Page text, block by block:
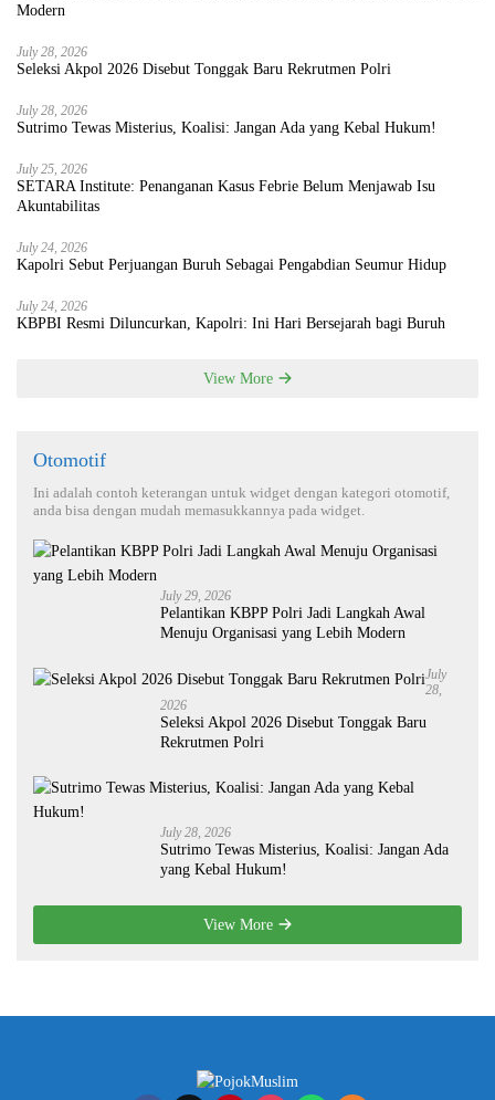
Modern
July 28, 2026
Seleksi Akpol 2026 Disebut Tonggak Baru Rekrutmen Polri
July 28, 2026
Sutrimo Tewas Misterius, Koalisi: Jangan Ada yang Kebal Hukum!
July 25, 2026
SETARA Institute: Penanganan Kasus Febrie Belum Menjawab Isu
Akuntabilitas
July 24, 2026
Kapolri Sebut Perjuangan Buruh Sebagai Pengabdian Seumur Hidup
July 24, 2026
KBPBI Resmi Diluncurkan, Kapolri: Ini Hari Bersejarah bagi Buruh
View More
Otomotif
Ini adalah contoh keterangan untuk widget dengan kategori otomotif,
anda bisa dengan mudah memasukkannya pada widget.
July 29, 2026
Pelantikan KBPP Polri Jadi Langkah Awal
Menuju Organisasi yang Lebih Modern
July
28,
2026
Seleksi Akpol 2026 Disebut Tonggak Baru
Rekrutmen Polri
July 28, 2026
Sutrimo Tewas Misterius, Koalisi: Jangan Ada
yang Kebal Hukum!
View More